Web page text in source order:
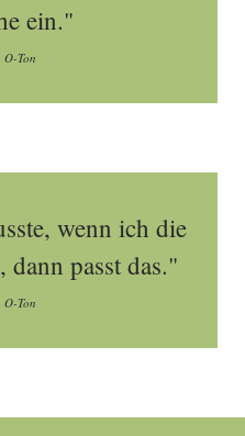
ein."
O-Ton
wenn ich die
dann passt das."
O-Ton